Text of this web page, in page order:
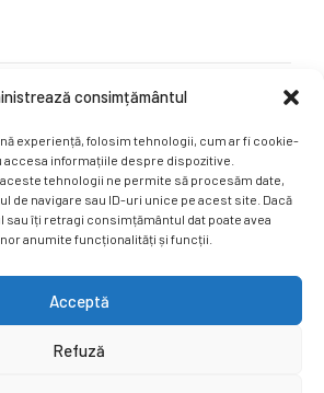
consimțământul
experiență, folosim tehnologii, cum ar fi cookie-
informațiile despre dispozitive.
tehnologii ne permite să procesăm date,
de navigare sau ID-uri unice pe acest site. Dacă
sau îți retragi consimțământul dat poate avea
anumite funcționalități și funcții.
Acceptă
Refuză
sociale.